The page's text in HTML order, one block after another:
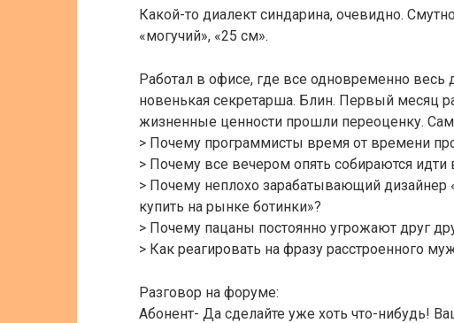
Какой-то диалект синдарина, очевидно.
«могучий», «25 см».
Работал в офисе, где все одновременно весь
новенькая секретарша. Блин. Первый месяц
жизненные ценности прошли переоценку.
> Почему программисты время от времени
> Почему все вечером опять собираются
> Почему неплохо зарабатывающий дизайнер
купить на рынке ботинки»?
> Почему пацаны постоянно угрожают друг
> Как реагировать на фразу расстроенного
Разговор на форуме:
Абонент- Да сделайте уже хоть что-нибудь!